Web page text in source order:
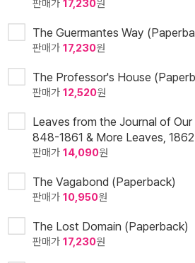
판매가 17,230원
The Guermantes Way
판매가 17,230원
The Professor's House
판매가 12,520원
Leaves from the Journal of Our
848-1861 & More Leaves,
판매가 14,090원
The Vagabond (Paperback)
판매가 10,950원
The Lost Domain (Paperback)
판매가 17,230원